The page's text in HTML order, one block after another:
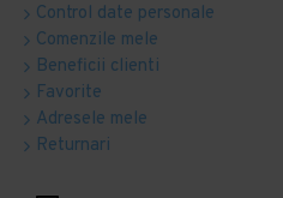
Control date personale
Comenzile mele
Beneficii clienti
Favorite
Adresele mele
Returnari